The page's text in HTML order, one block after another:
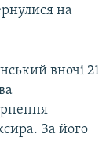
на
вночі 21
За його